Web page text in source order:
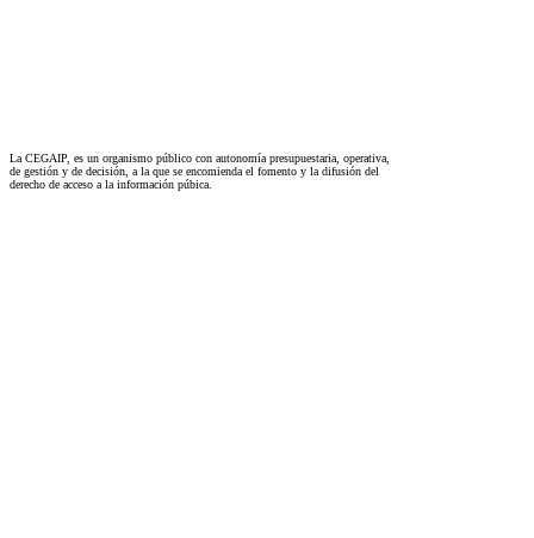
La CEGAIP, es un organismo público con autonomía presupuestaria, operativa,
de gestión y de decisión, a la que se encomienda el fomento y la difusión del
derecho de acceso a la información púbica.